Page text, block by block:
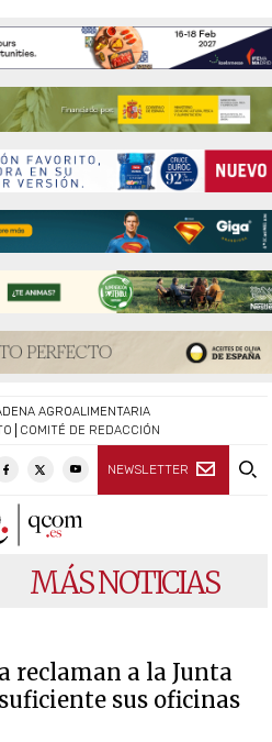
COMITÉ DE REDACCIÓN
NEWSLETTER
AGROALIMENTARIA
MÁS NOTICIAS
reclaman a la Junta
sus oficinas